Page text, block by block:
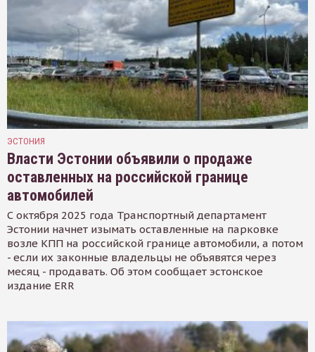
ЭСТОНИЯ
Власти Эстонии объявили о продаже
оставленных на российской границе
автомобилей
С октября 2025 года Транспортный департамент
Эстонии начнет изымать оставленные на парковке
возле КПП на российской границе автомобили, а потом
- если их законные владельцы не объявятся через
месяц - продавать. Об этом сообщает эстонское
издание ERR